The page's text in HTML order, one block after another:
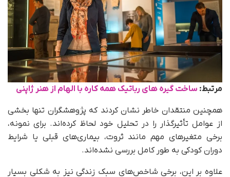
مرتبط: ساخت گیره های رباتیک همه کاره با الهام از هنر ژاپنی
همچنین منتقدان خاطر نشان کردند که پژوهشگران تنها بخشی
از عوامل تأثیرگذار را در تحلیل خود لحاظ کرده‌اند. برای نمونه،
برخی متغیرهای مهم مانند ثروت، بیماری‌های قبلی یا شرایط
دوران کودکی به طور کامل بررسی نشده‌اند.
علاوه بر این، برخی شاخص‌های سبک زندگی نیز به شکلی بسیار